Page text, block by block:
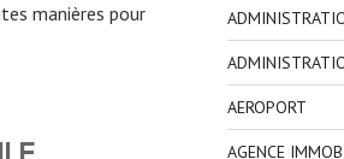
manières pour
AEROPORT
AGENCE